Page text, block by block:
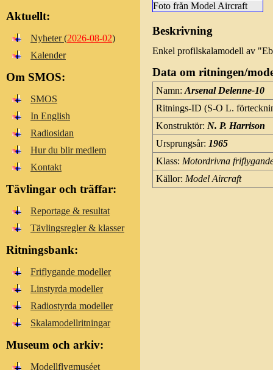
Foto från Model Aircraft
Beskrivning
Enkel profilskalamodell av
Data om ritningen/
Namn: Arsenal Delenne-10
Ritnings-ID (S-O L.
Konstruktör: N. P. Harrison
Ursprungsår: 1965
Klass: Motordrivna
Källor: Model Aircraft
Aktuellt:
Nyheter (2026-08-02)
Kalender
Om SMOS:
SMOS
In English
Radiosidan
Hur du blir medlem
Kontakt
Tävlingar och träffar:
Reportage & resultat
Tävlingsregler & klasser
Ritningsbank:
Friflygande modeller
Linstyrda modeller
Radiostyrda modeller
Skalamodellritningar
Museum och arkiv:
Modellflygmuséet